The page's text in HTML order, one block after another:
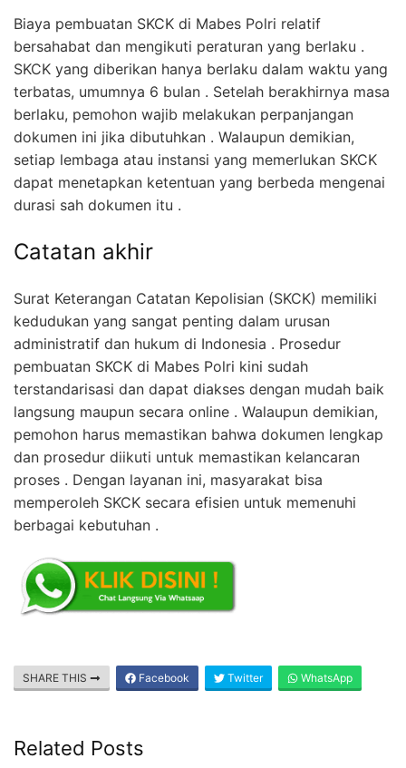
Biaya pembuatan SKCK di Mabes Polri relatif
bersahabat dan mengikuti peraturan yang berlaku .
SKCK yang diberikan hanya berlaku dalam waktu yang
terbatas, umumnya 6 bulan . Setelah berakhirnya masa
berlaku, pemohon wajib melakukan perpanjangan
dokumen ini jika dibutuhkan . Walaupun demikian,
setiap lembaga atau instansi yang memerlukan SKCK
dapat menetapkan ketentuan yang berbeda mengenai
durasi sah dokumen itu .
Catatan akhir
Surat Keterangan Catatan Kepolisian (SKCK) memiliki
kedudukan yang sangat penting dalam urusan
administratif dan hukum di Indonesia . Prosedur
pembuatan SKCK di Mabes Polri kini sudah
terstandarisasi dan dapat diakses dengan mudah baik
langsung maupun secara online . Walaupun demikian,
pemohon harus memastikan bahwa dokumen lengkap
dan prosedur diikuti untuk memastikan kelancaran
proses . Dengan layanan ini, masyarakat bisa
memperoleh SKCK secara efisien untuk memenuhi
berbagai kebutuhan .
SHARE THIS Facebook Twitter WhatsApp
Related Posts